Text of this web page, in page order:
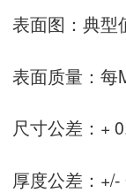
表面图：典型
表面质量：每
尺寸公差：+
厚度公差：+/-